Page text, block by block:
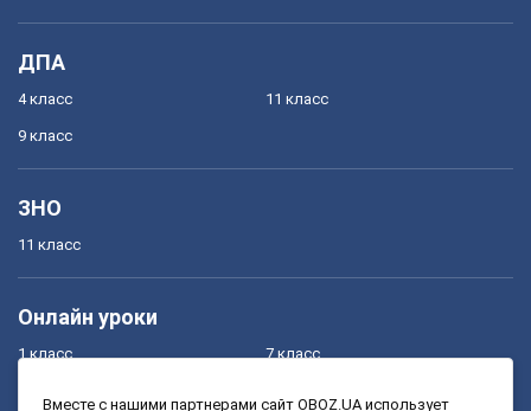
ДПА
4 класс
9 класс
11 класс
ЗНО
11 класс
Онлайн уроки
1 класс 7 класс
Вместе с нашими партнерами сайт OBOZ.UA использует